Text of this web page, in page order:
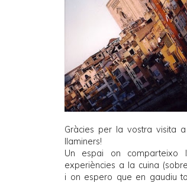
Gràcies per la vostra visita a
llaminers!
Un espai on comparteixo
experiències a la cuina
i on espero que en gaudiu